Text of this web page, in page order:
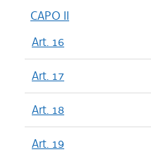
CAPO II
Art. 16
Art. 17
Art. 18
Art. 19